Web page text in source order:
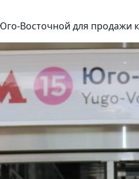
Восточной для продажи